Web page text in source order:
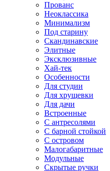
Прованс
Неоклассика
Минимализм
Под старину
Скандинавские
Элитные
Эксклюзивные
Хай-тек
Особенности
Для студии
Для хрущевки
Для дачи
Встроенные
С антресолями
С барной стойкой
С островом
Малогабаритные
Модульные
Скрытые ручки